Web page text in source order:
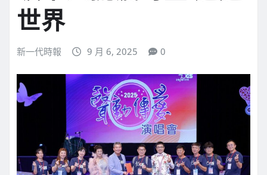
世界
新一代時報 9 月 6, 2025 0